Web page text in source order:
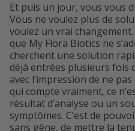
Et puis un jour, vous vous
Vous ne voulez plus de
voulez un vrai
que My Flora Biotics ne
cherchent une solution
déjà entrées plusieurs fois
avec l’impression de ne
qui compte vraiment, ce
résultat d’analyse ou un
symptômes. C’est de
sans gêne, de mettre la